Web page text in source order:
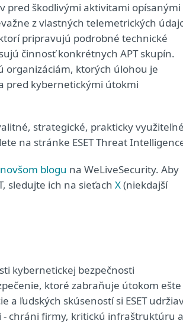
pred škodlivými aktivitami opísanými
z vlastných telemetrických
pripravujú podrobné technické
činnosť konkrétnych APT skupín.
organizáciám, ktorých úlohou je
pred kybernetickými útokmi
strategické, prakticky
na stránke ESET Threat
blogu na WeLiveSecurity. Aby
sledujte ich na sieťach X(niekdajší
kybernetickej bezpečnosti
ktoré zabraňuje útokom ešte
ľudských skúseností si ESET
- chráni firmy, kritickú infraštruktúru